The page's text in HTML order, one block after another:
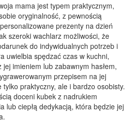
mama jest typem praktycznym,
oryginalność, z pewnością
prezenty na dzień
szeroki wachlarz możliwości, że
do indywidualnych potrzeb i
uwielbia spędzać czas w kuchni,
imieniem lub zabawnym hasłem,
przepisem na jej
praktyczny, ale i bardzo osobisty.
doceni kubek z nadrukiem
lub ciepłą dedykacją, która będzie jej